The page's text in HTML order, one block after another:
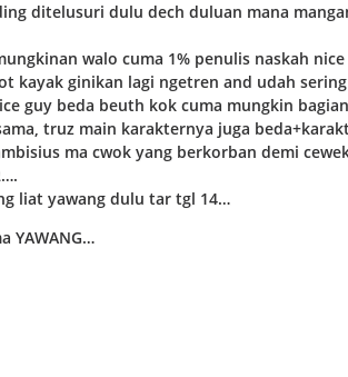
ditelusuri dulu dech duluan mana
walo cuma 1% penulis naskah
kayak ginikan lagi ngetren and udah
guy beda beuth kok cuma mungkin
truz main karakternya juga
ma cwok yang berkorban demi
liat yawang dulu tar tgl 14…
YAWANG…